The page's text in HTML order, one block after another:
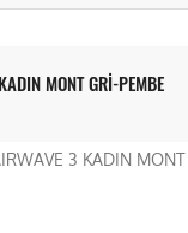
MONT GRİ-PEMBE